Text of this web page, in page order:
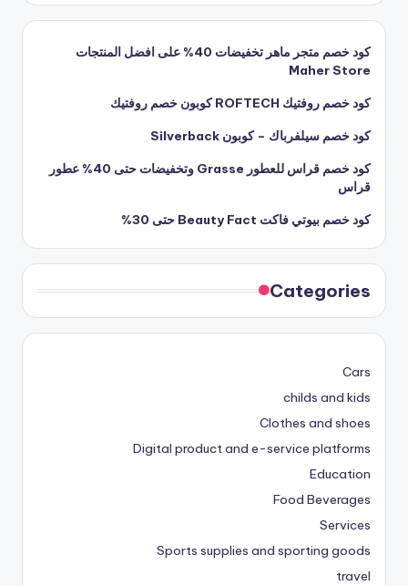
كود خصم متجر ماهر تخفيضات 40% على افضل المنتجات
Maher Store
كود خصم روفتيك ROFTECH كوبون خصم روفتيك
كود خصم سيلفرباك – كوبون Silverback
كود خصم قراس للعطور Grasse وتخفيضات حتى 40% عطور
قراس
كود خصم بيوتي فاكت Beauty Fact حتى 30%
Categories
Cars
childs and kids
Clothes and shoes
Digital product and e-service platforms
Education
Food Beverages
Services
Sports supplies and sporting goods
travel